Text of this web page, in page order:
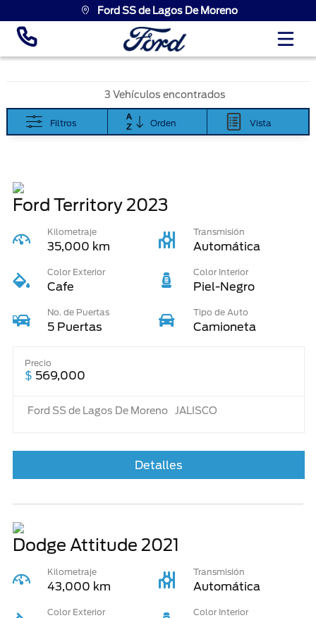
Ford SS de Lagos De Moreno
3 Vehículos encontrados
Filtros Orden Vista
Ford Territory2023
Kilometraje
35,000 km
Transmisión
Automática
Color Exterior
Cafe
Color Interior
Piel-Negro
No. de Puertas
5 Puertas
Tipo de Auto
Camioneta
Precio
$ 569,000
Ford SS de Lagos De Moreno JALISCO
Detalles
Dodge Attitude 2021
Kilometraje
43,000 km
Transmisión
Automática
Color Exterior Color Interior